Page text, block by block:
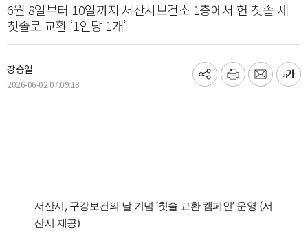
6월 8일부터 10일까지 서산시보건소 1층에서 헌 칫솔 새
칫솔로 교환 ‘1인당 1개’
강승일
2026-06-02 07:09:13
기
프
메
글
서산시, 구강보건의 날 기념 ‘칫솔 교환 캠페인’ 운영 (서
산시 제공)